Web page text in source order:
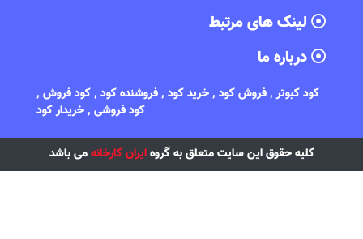
لینک های مرتبط
درباره ما
کود کبوتر , فروش کود , خرید کود , فروشنده کود , کود فروش ,
کود فروشی , خریدار کود
کلیه حقوق این سایت متعلق به گروهایران کارخانهمی باشد